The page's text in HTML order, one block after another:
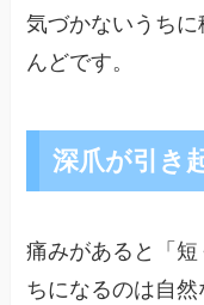
気づかないうち
んどです。
深爪が引き
痛みがあると「
ちになるのは自